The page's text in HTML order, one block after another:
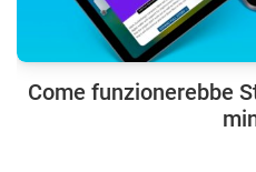
Come funzionerebbe